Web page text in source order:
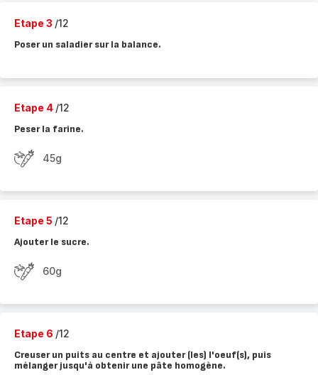
Etape 3 /12
Poser un saladier sur la balance.
Etape 4 /12
Peser la farine.
45g
Etape 5 /12
Ajouter le sucre.
60g
Etape 6 /12
Creuser un puits au centre et ajouter (les) l'oeuf(s), puis
mélanger jusqu'à obtenir une pâte homogène.